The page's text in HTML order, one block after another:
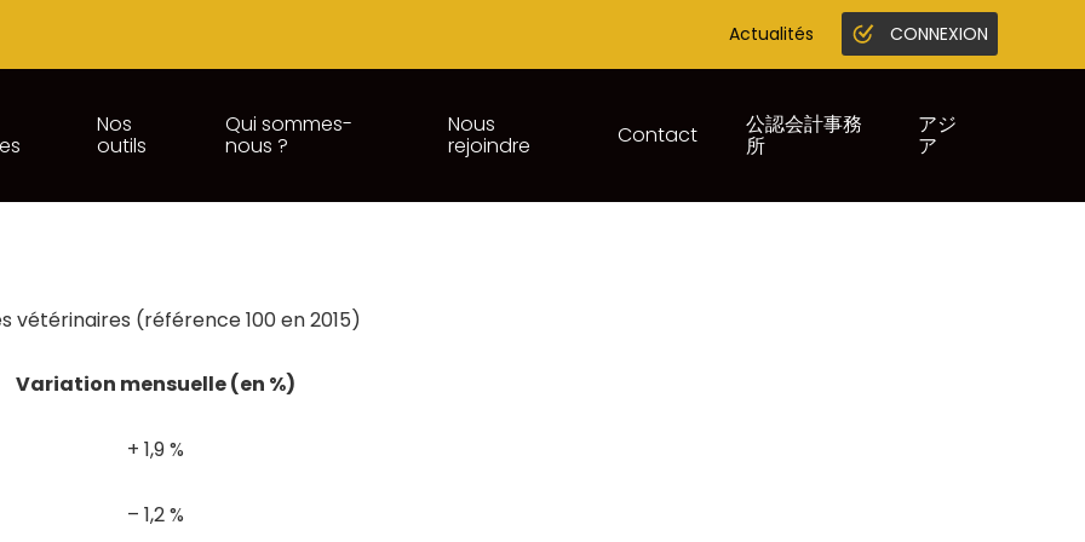
Actualités CONNEXION
Nos
outils
Qui sommes-
nous ?
Nous
rejoindre Contact 公認会計事務
所
アジ
ア
DANS LES ACTIVITÉS VÉTÉRINAIRES –
vétérinaires (référence 100 en 2015)
Variation mensuelle (en %)
+ 1,9 %
– 1,2 %